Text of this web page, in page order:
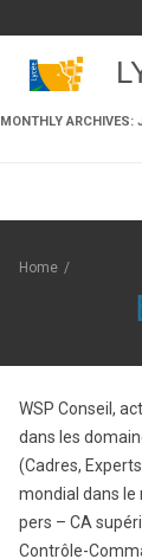
MONTHLY ARCHIVES:
Home /
WSP Conseil,
dans les
(Cadres,
mondial dans le
pers – CA
Contrôle-